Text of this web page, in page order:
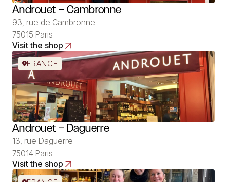
Androuet – Cambronne
93, rue de Cambronne
75015 Paris
Visit the shop
FRANCE
Androuet – Daguerre
13, rue Daguerre
75014 Paris
Visit the shop